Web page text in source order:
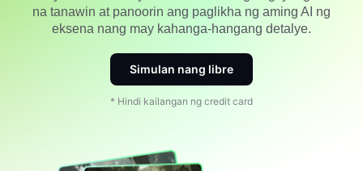
na tanawin at panoorin ang paglikha ng aming AI ng
eksena nang may kahanga-hangang detalye.
Simulan nang libre
* Hindi kailangan ng credit card